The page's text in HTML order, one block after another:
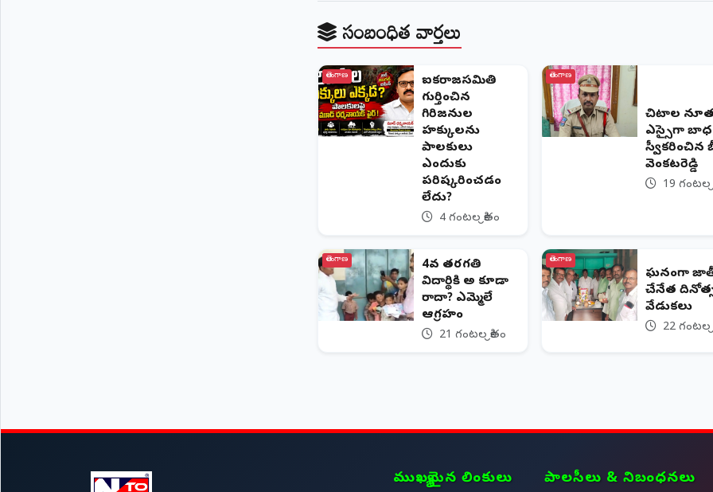
సంబంధిత వార్తలు
తెలంగాణ
ఐక్యరాజ్యసమితి
గుర్తించిన
గిరిజనుల
హక్కులను
పాలకులు
ఎందుకు
పరిష్కరించడం
లేదు?
4 గంటల క్రితం
తెలంగాణ
​చిట్యాల
ఎస్సైగా
స్వీకరించిన
వెంకటరెడ్డి
19 గంటల
తెలంగాణ
4వ తరగతి
విద్యార్థికి అ కూడా
రాదా? ఎమ్మెల్యే
ఆగ్రహం
21 గంటల క్రితం
తెలంగాణ
ఘనంగా
చేనేత
వేడుకలు
22 గంటల
ముఖ్యమైన లింకులు పాలసీలు & నిబంధనలు